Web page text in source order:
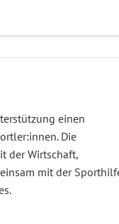
einen
Die
der Wirtschaft,
mit der